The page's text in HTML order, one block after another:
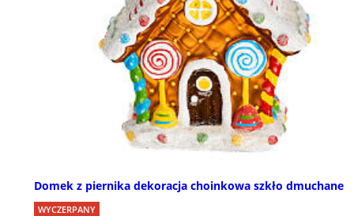
Domek z piernika dekoracja choinkowa szkło dmuchane
WYCZERPANY